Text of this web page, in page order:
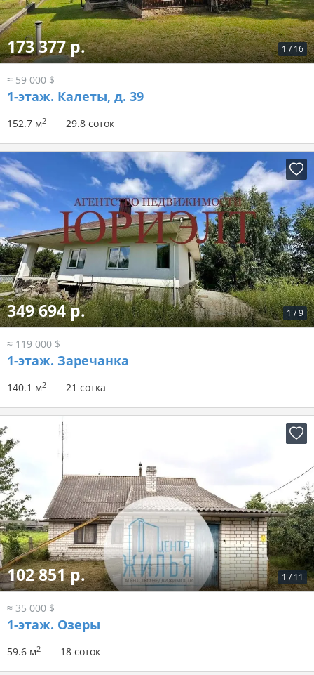
1 / 16
173 377 р.
≈ 59 000 $
1-этаж. Калеты, д. 39
152.7 м2 29.8 соток
1 /9
349 694 р.
≈ 119 000 $
1-этаж. Заречанка
140.1 м2 21 сотка
1 / 11
102 851 р.
≈ 35 000 $
1-этаж. Озеры
59.6 м2 18 соток